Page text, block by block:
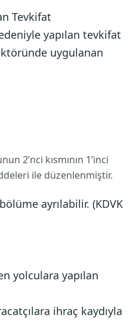
Tevkifat
yapılan tevkifat
uygulanan
2’nci kısmının 1’inci
ile düzenlenmiştir.
ayrılabilir. (KDVK
yolculara yapılan
ihraç kaydıyla